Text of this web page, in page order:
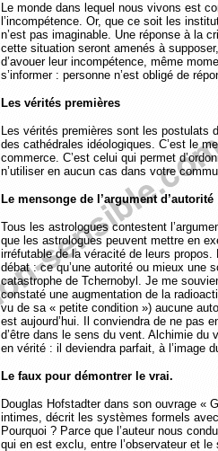
Le monde dans lequel nous vivons est
l’incompétence. Or, que ce soit les
n’est pas imaginable. Une réponse à la
cette situation seront amenés à
d’avouer leur incompétence, même
s’informer : personne n’est obligé de
Les vérités premières
Les vérités premières sont les postulats
des cathédrales idéologiques. C’est le
commerce. C’est celui qui permet
n’utiliser en aucun cas dans votre
Le mensonge de l’argument d’autorité
Tous les astrologues contestent
que les astrologues peuvent mettre en
irréfutable de la véracité de leurs propos.
débat : ce qu’une autorité ou mieux une
catastrophe de Tchernobyl. Je me
constaté une augmentation de la
vu de sa « petite condition ») aucune
est aujourd’hui. Il conviendra de ne pas
d’être dans le sens du vent. Alchimie du
en vérité : il deviendra parfait, à l’image
Le faux pour démontrer le vrai.
Douglas Hofstadter dans son ouvrage «
intimes, décrit les systèmes formels
Pourquoi ? Parce que l’auteur nous
qui en est exclu, entre l’observateur et